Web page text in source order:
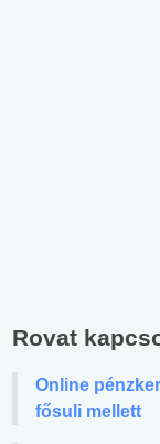
Rovat
Online
fősuli mellett